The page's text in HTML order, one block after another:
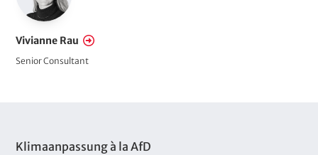
lVivianne Rau
Senior Consultant
T
Klimaanpassung à la AfD